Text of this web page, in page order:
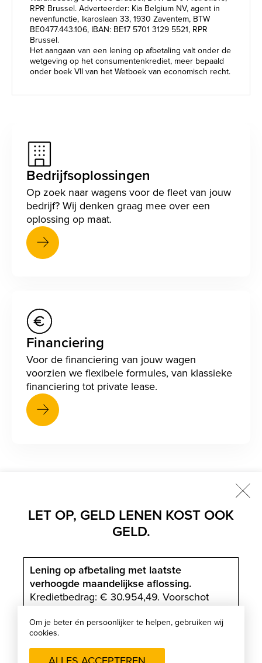
Om je beter én persoonlijker te helpen, gebruiken wij
cookies.
RPR Brussel. Adverteerder: Kia Belgium NV, agent in
nevenfunctie, Ikaroslaan 33, 1930 Zaventem, BTW
BE0477.443.106, IBAN: BE17 5701 3129 5521, RPR
Brussel.
Het aangaan van een lening op afbetaling valt onder de
wetgeving op het consumentenkrediet, meer bepaald
onder boek VII van het Wetboek van economisch recht.
Bedrijfsoplossingen
Op zoek naar wagens voor de fleet van jouw
bedrijf? Wij denken graag mee over een
oplossing op maat.
Financiering
Voor de financiering van jouw wagen
voorzien we flexibele formules, van klassieke
financiering tot private lease.
LET OP, GELD LENEN KOST OOK
GELD.
Lening op afbetaling met laatste
verhoogde maandelijkse aflossing.
Kredietbedrag: € 30.954,49. Voorschot
(indien sprake van van voorschot):
€ 24.700,24.
Kostenpercentage) van 4.49 %, vaste
Onze diensten
Onze merken
© 2026 Valckenier - Garage Valckenier NV -